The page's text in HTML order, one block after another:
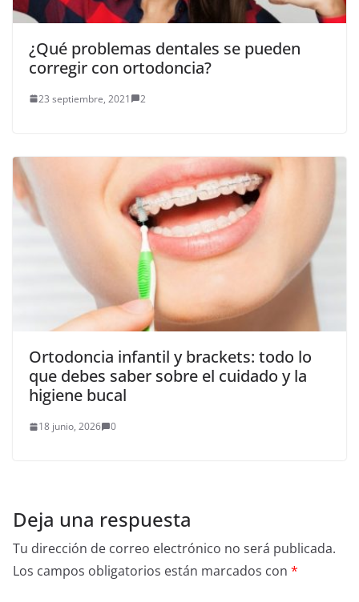
¿Qué problemas dentales se pueden
corregir con ortodoncia?
23 septiembre, 2021 2
Ortodoncia infantil y brackets: todo lo
que debes saber sobre el cuidado y la
higiene bucal
18 junio, 2026 0
Deja una respuesta
Tu dirección de correo electrónico no será publicada.
Los campos obligatorios están marcados con *